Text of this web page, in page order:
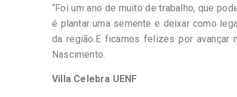
“Foi um ano de muito de trabalho, que
é plantar uma semente e deixar como
da região.E ficamos felizes por avançar
Nascimento.
Villa Celebra UENF